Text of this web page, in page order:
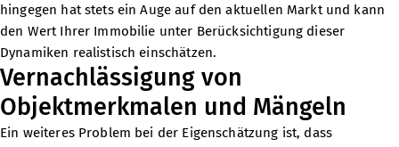
hingegen hat stets ein Auge auf den aktuellen Markt und kann
den Wert Ihrer Immobilie unter Berücksichtigung dieser
Dynamiken realistisch einschätzen.
Vernachlässigung von
Objektmerkmalen und Mängeln
Ein weiteres Problem bei der Eigenschätzung ist, dass